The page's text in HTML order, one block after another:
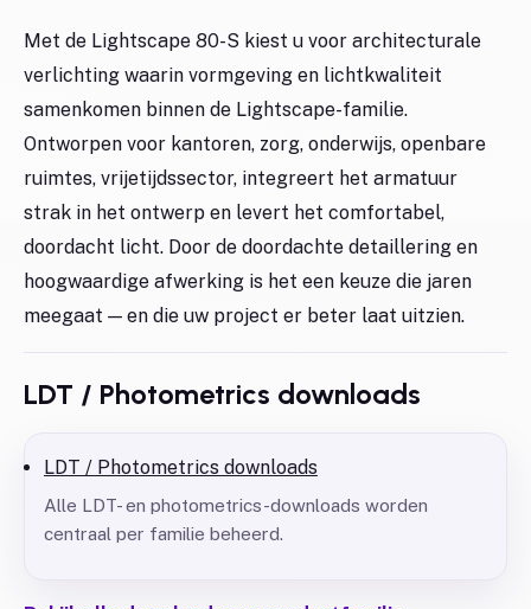
Met de Lightscape 80-S kiest u voor architecturale
verlichting waarin vormgeving en lichtkwaliteit
samenkomen binnen de Lightscape-familie.
Ontworpen voor kantoren, zorg, onderwijs, openbare
ruimtes, vrijetijdssector, integreert het armatuur
strak in het ontwerp en levert het comfortabel,
doordacht licht. Door de doordachte detaillering en
hoogwaardige afwerking is het een keuze die jaren
meegaat — en die uw project er beter laat uitzien.
LDT / Photometrics downloads
LDT / Photometrics downloads
Alle LDT- en photometrics-downloads worden
centraal per familie beheerd.